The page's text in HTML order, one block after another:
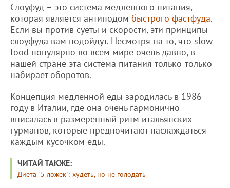
Слоуфуд – это система медленного питания,
которая является антиподом быстрого фастфуда.
Если вы против суеты и скорости, эти принципы
слоуфуда вам подойдут. Несмотря на то, что slow
food популярно во всем мире очень давно, в
нашей стране эта система питания только-только
набирает оборотов.
Концепция медленной еды зародилась в 1986
году в Италии, где она очень гармонично
вписалась в размеренный ритм итальянских
гурманов, которые предпочитают наслаждаться
каждым кусочком еды.
ЧИТАЙ ТАКЖЕ:
Диета "5 ложек": худеть, но не голодать